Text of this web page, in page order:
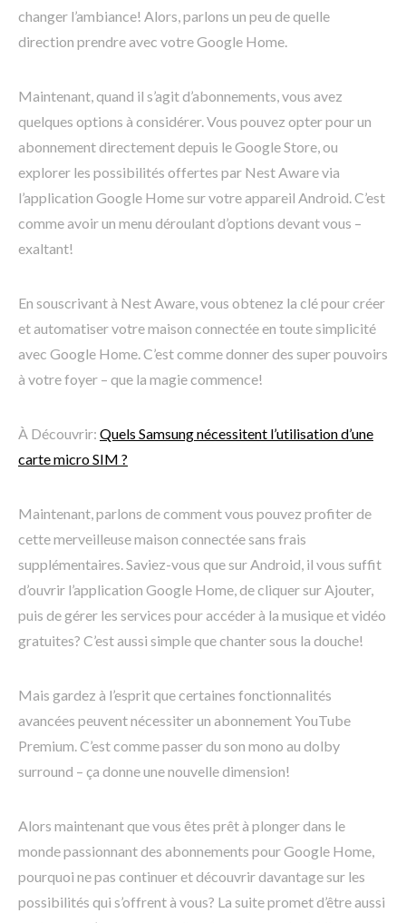
changer l’ambiance! Alors, parlons un peu de quelle
direction prendre avec votre Google Home.
Maintenant, quand il s’agit d’abonnements, vous avez
quelques options à considérer. Vous pouvez opter pour un
abonnement directement depuis le Google Store, ou
explorer les possibilités offertes par Nest Aware via
l’application Google Home sur votre appareil Android. C’est
comme avoir un menu déroulant d’options devant vous –
exaltant!
En souscrivant à Nest Aware, vous obtenez la clé pour créer
et automatiser votre maison connectée en toute simplicité
avec Google Home. C’est comme donner des super pouvoirs
à votre foyer – que la magie commence!
À Découvrir: Quels Samsung nécessitent l’utilisation d’une
carte micro SIM ?
Maintenant, parlons de comment vous pouvez profiter de
cette merveilleuse maison connectée sans frais
supplémentaires. Saviez-vous que sur Android, il vous suffit
d’ouvrir l’application Google Home, de cliquer sur Ajouter,
puis de gérer les services pour accéder à la musique et vidéo
gratuites? C’est aussi simple que chanter sous la douche!
Mais gardez à l’esprit que certaines fonctionnalités
avancées peuvent nécessiter un abonnement YouTube
Premium. C’est comme passer du son mono au dolby
surround – ça donne une nouvelle dimension!
Alors maintenant que vous êtes prêt à plonger dans le
monde passionnant des abonnements pour Google Home,
pourquoi ne pas continuer et découvrir davantage sur les
possibilités qui s’offrent à vous? La suite promet d’être aussi